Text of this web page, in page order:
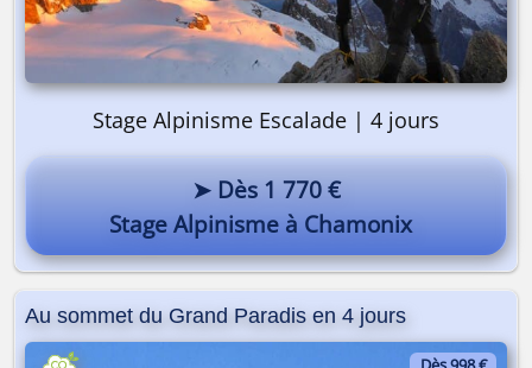
Stage Alpinisme Escalade | 4 jours
➤ Dès 1 770 €
Stage Alpinisme à Chamonix
Au sommet du Grand Paradis en 4 jours